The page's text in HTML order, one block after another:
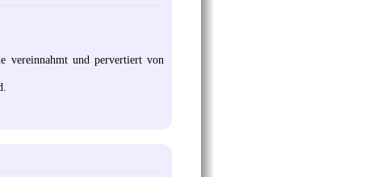
vereinnahmt und pervertiert von